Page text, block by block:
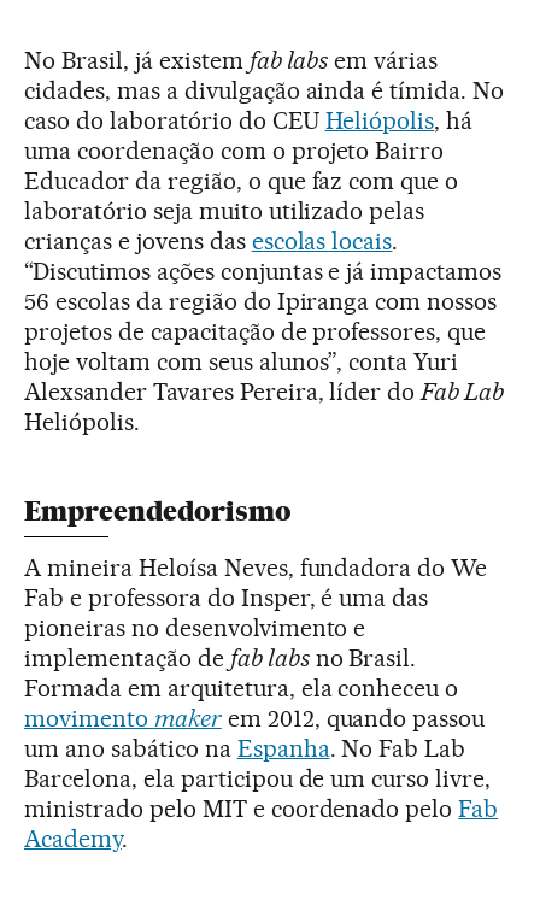
No Brasil, já existem fab labs em várias
cidades, mas a divulgação ainda é tímida. No
caso do laboratório do CEU Heliópolis, há
uma coordenação com o projeto Bairro
Educador da região, o que faz com que o
laboratório seja muito utilizado pelas
crianças e jovens das escolas locais.
“Discutimos ações conjuntas e já impactamos
56 escolas da região do Ipiranga com nossos
projetos de capacitação de professores, que
hoje voltam com seus alunos”, conta Yuri
Alexsander Tavares Pereira, líder doFab Lab
Heliópolis.
Empreendedorismo
A mineira Heloísa Neves, fundadora do We
Fab e professora do Insper, é uma das
pioneiras no desenvolvimento e
implementação de fab labsno Brasil.
Formada em arquitetura, ela conheceu o
movimento makerem 2012, quando passou
um ano sabático na Espanha. No Fab Lab
Barcelona, ela participou de um curso livre,
ministrado pelo MIT e coordenado peloFab
Academy.